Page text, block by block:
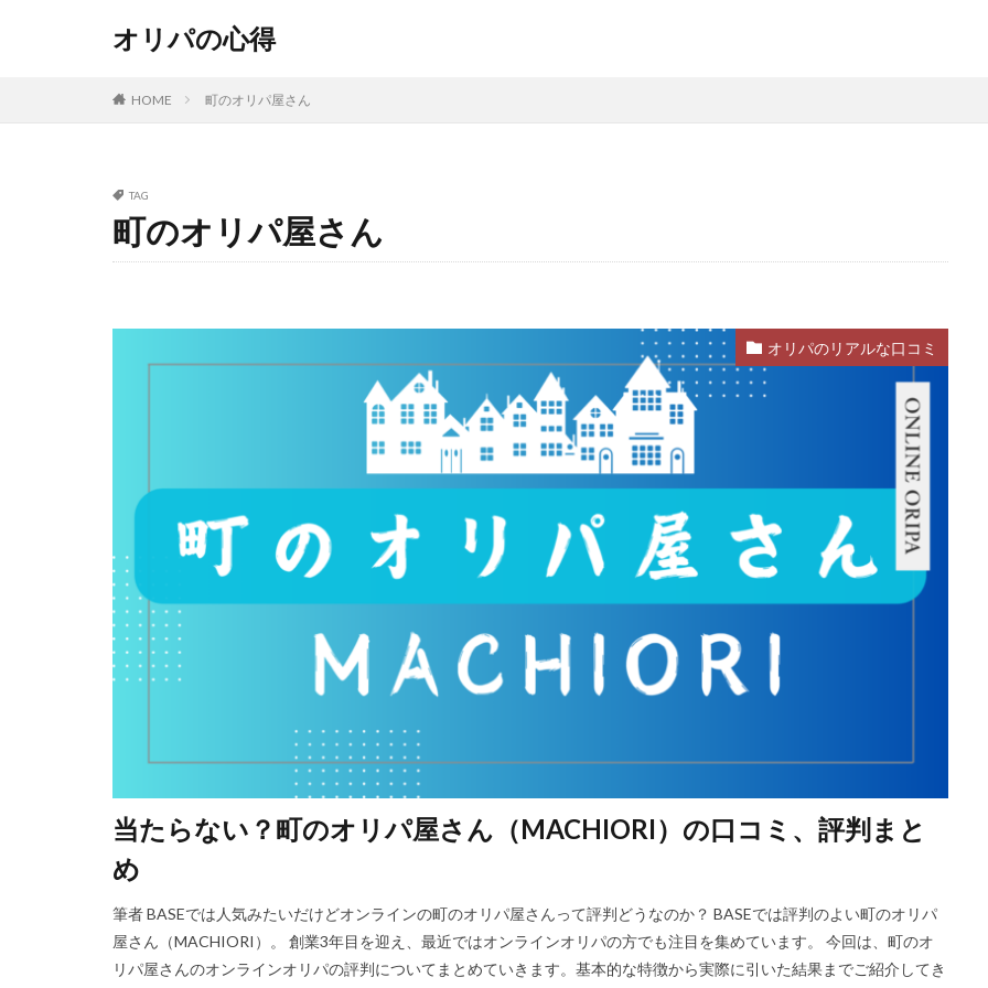
オリパの心得
HOME 町のオリパ屋さん
TAG
町のオリパ屋さん
オリパのリアルな口コミ
当たらない？町のオリパ屋さん（MACHIORI）の口コミ、評判まと
め
筆者 BASEでは人気みたいだけどオンラインの町のオリパ屋さんって評判どうなのか？ BASEでは評判のよい町のオリパ
屋さん（MACHIORI）。 創業3年目を迎え、最近ではオンラインオリパの方でも注目を集めています。 今回は、町のオ
リパ屋さんのオンラインオリパの評判についてまとめていきます。基本的な特徴から実際に引いた結果までご紹介してき